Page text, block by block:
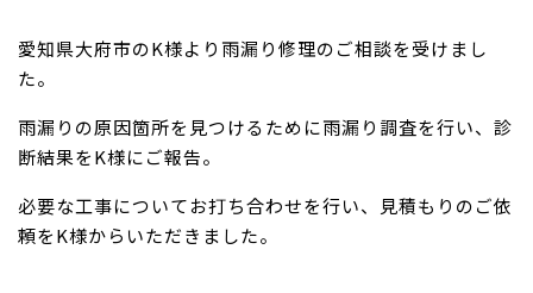
愛知県大府市のK様より雨漏り修理のご相談を受けまし
た。
雨漏りの原因箇所を見つけるために雨漏り調査を行い、診
断結果をK様にご報告。
必要な工事についてお打ち合わせを行い、見積もりのご依
頼をK様からいただきました。